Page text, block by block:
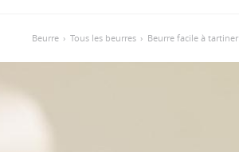
Beurre › Tous les beurres › Beurre facile à tartiner